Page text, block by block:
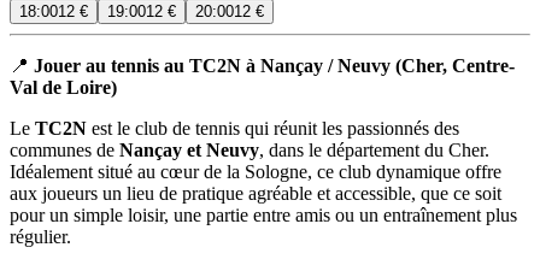
18:0012 € 19:0012 € 20:0012 €
📍 Jouer au tennis au TC2N à Nançay / Neuvy (Cher, Centre-
Val de Loire)
Le TC2N est le club de tennis qui réunit les passionnés des
communes de Nançay et Neuvy, dans le département du Cher.
Idéalement situé au cœur de la Sologne, ce club dynamique offre
aux joueurs un lieu de pratique agréable et accessible, que ce soit
pour un simple loisir, une partie entre amis ou un entraînement plus
régulier.